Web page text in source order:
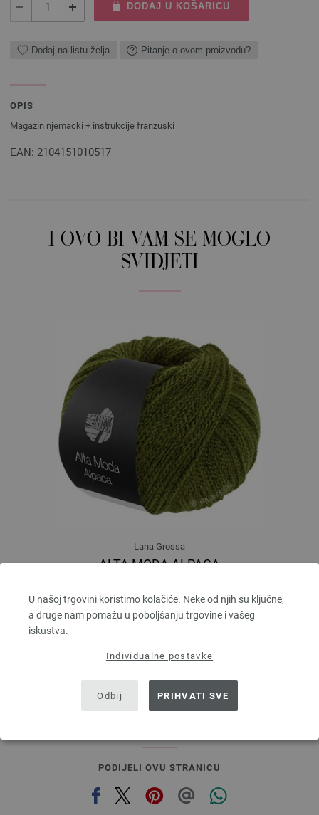
U našoj trgovini koristimo kolačiće. Neke od njih su ključne,
a druge nam pomažu u poboljšanju trgovine i vašeg
iskustva.
Individualne postavke
Odbij PRIHVATI SVE
DODAJ U KOŠARICU
Dodaj na listu želja Pitanje o ovom proizvodu?
OPIS
Magazin njemacki + instrukcije franzuski
EAN: 2104151010517
I OVO BI VAM SE MOGLO
SVIDJETI
Lana Grossa
ALTA MODA ALPACA
Dužina: otprilike 140 m / 50 g
Većina igle: 5 - 6
bez PDV-a, dodatno troškovi za dostavu, Osnovna cijena:
prev next
PODIJELI OVU STRANICU